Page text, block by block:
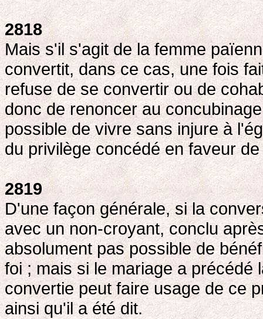
2818
Mais s'il s'agit de la femme
convertit, dans ce cas, une fois
refuse de se convertir ou de
donc de renoncer au
possible de vivre sans injure à
du privilège concédé en faveur
2819
D'une façon générale, si la
avec un non-croyant, conclu
absolument pas possible de
foi ; mais si le mariage a
convertie peut faire usage de ce
ainsi qu'il a été dit.